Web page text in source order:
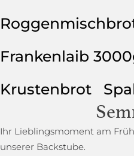
Frankenlaib
Krustenbrot
Ihr Lieblingsmoment am
unserer Backstube.